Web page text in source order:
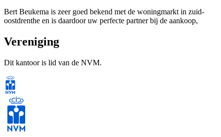
Bert Beukema is zeer goed bekend met de woningmarkt in zuid-
oostdrenthe en is daardoor uw perfecte partner bij de aankoop,
Door onze uitstekende contacten met enkele zeer bedreven,
uitstekende contacten hebben met alle erkende geldverstrekkende
instellingen zijn wij in staat iedereen een op maat gesneden
hypotheekadvies te presenteren.
Wij zijn er voor u!
Vereniging
Dit kantoor is lid van de NVM.